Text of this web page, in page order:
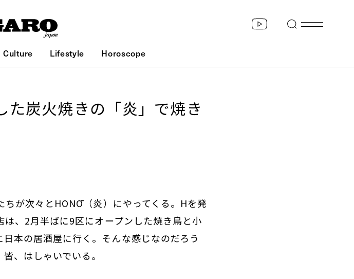
Culture Lifestyle Horoscope
た炭火焼きの「炎」で焼き
が次々とHONŌ（炎）にやってくる。Hを発
、2月半ばに9区にオープンした焼き鳥と小
本の居酒屋に行く。そんな感じなのだろう
、はしゃいでいる。